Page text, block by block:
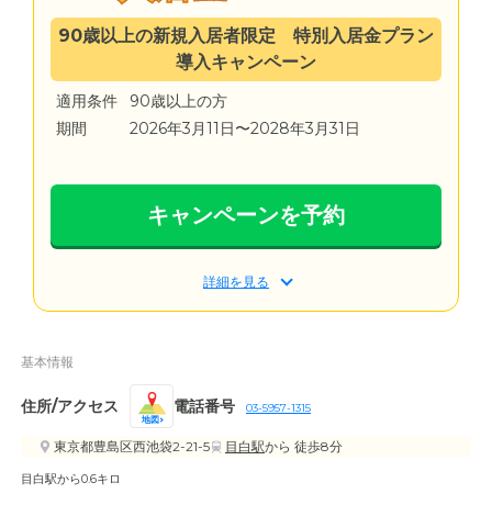
90歳以上の新規入居者限定 特別入居金プラン
導入キャンペーン
適用条件
90歳以上の方
期間
2026年3月11日〜2028年3月31日
キャンペーンを予約
詳細を見る
基本情報
住所/アクセス
地図
電話番号 03-5957-1315
東京都豊島区西池袋2-21-5 目白駅から 徒歩8分
目白駅から0.6キロ